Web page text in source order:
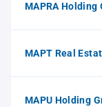
MAPRA Holding
MAPT Real
MAPU Holding